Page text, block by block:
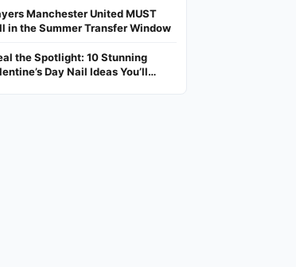
And Where To Watch
Manchester United MUST
in the Summer Transfer Window
the Spotlight: 10 Stunning
Day Nail Ideas You’ll